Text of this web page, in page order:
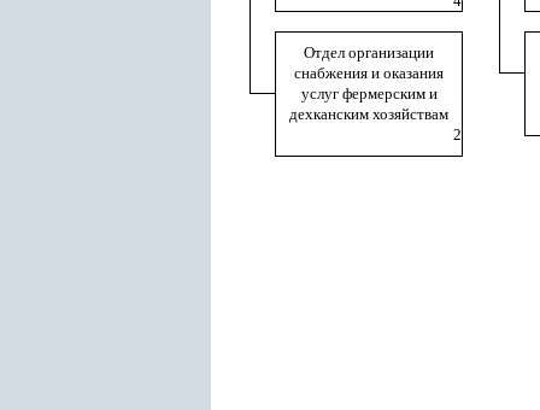
Отдел организации
снабжения и оказания
услуг фермерским и
дехканским хозяйствам
2